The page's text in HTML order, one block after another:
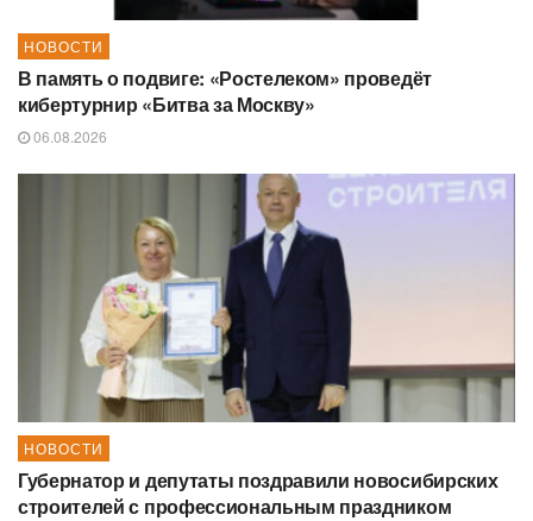
НОВОСТИ
В память о подвиге: «Ростелеком» проведёт
кибертурнир «Битва за Москву»
06.08.2026
НОВОСТИ
Губернатор и депутаты поздравили новосибирских
строителей с профессиональным праздником